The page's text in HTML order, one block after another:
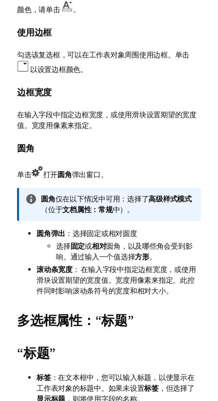
颜色，请单击
。
使用边框
勾选该复选框，可以在工作表对象周围使用边框。单击
以设置边框颜色。
边框宽度
在输入字段中指定边框宽度，或使用滑块设置期望的宽度
值。宽度用像素来指定。
圆角
单击 打开圆角弹出窗口。
信
息
释
圆角仅在以下情况中可用：选择了高级样式模式
（位于文档属性：常规中）。
圆角弹出 ：选择固定或相对圆度
选择固定或相对圆角，以及哪些角会受到影
响。通过输入一个值选择方形。
滚动条宽度： 在输入字段中指定边框宽度，或使用
滑块设置期望的宽度值。宽度用像素来指定。此控
件同时影响滚动条符号的宽度和相对大小。
多选框属性：“标题”
“标题”
标签：在文本框中，您可以输入标题，以便显示在
工作表对象的标题中。如果未设置标签，但选择了
显示标题 ，则将使用字段的名称。